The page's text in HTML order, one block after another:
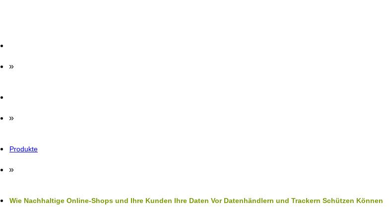
»
»
Produkte
»
Wie Nachhaltige Online-Shops und Ihre Kunden Ihre Daten Vor Datenhändlern und Trackern Schützen Können